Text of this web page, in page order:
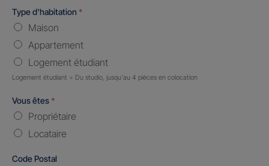
Type d'habitation *
Maison
Appartement
Logement étudiant
Logement étudiant = Du studio, jusqu'au 4 pièces en colocation
Vous êtes *
Propriétaire
Locataire
Code Postal